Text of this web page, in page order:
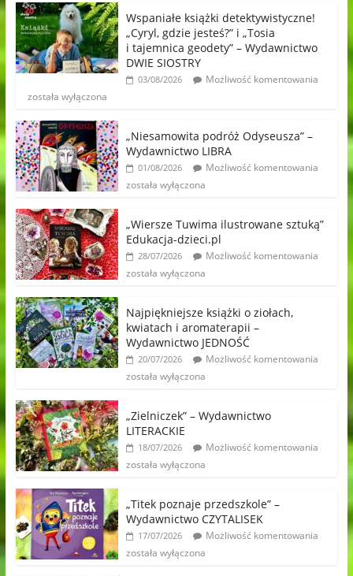
Wspaniałe książki detektywistyczne!
„Cyryl, gdzie jesteś?” i „Tosia
i tajemnica geodety” – Wydawnictwo
DWIE SIOSTRY
03/08/2026
Możliwość komentowania
została wyłączona
„Niesamowita podróż Odyseusza” –
Wydawnictwo LIBRA
01/08/2026
Możliwość komentowania
została wyłączona
„Wiersze Tuwima ilustrowane sztuką”
Edukacja-dzieci.pl
28/07/2026
Możliwość komentowania
została wyłączona
Najpiękniejsze książki o ziołach,
kwiatach i aromaterapii –
Wydawnictwo JEDNOŚĆ
20/07/2026
Możliwość komentowania
została wyłączona
„Zielniczek” – Wydawnictwo
LITERACKIE
18/07/2026
Możliwość komentowania
została wyłączona
„Titek poznaje przedszkole” –
Wydawnictwo CZYTALISEK
17/07/2026
Możliwość komentowania
została wyłączona